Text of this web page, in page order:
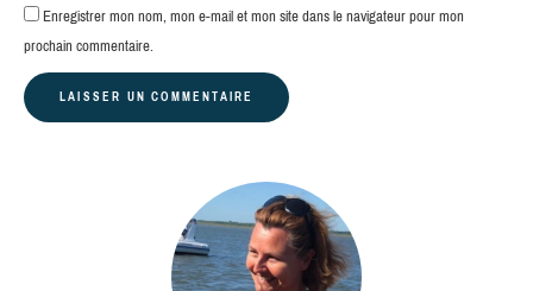
Enregistrer mon nom, mon e-mail et mon site dans le navigateur pour mon
prochain commentaire.